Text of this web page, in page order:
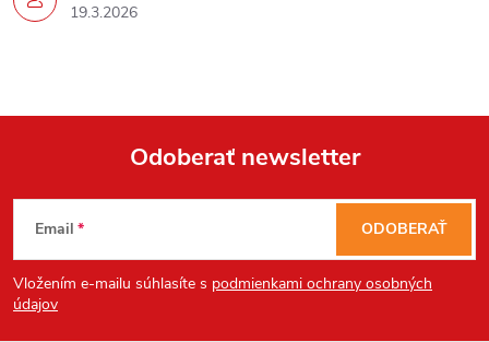
19.3.2026
Z
á
p
Odoberať newsletter
Email
Vložením e-mailu súhlasíte s podmienkami ochrany osobných
údajov
ODOBERAŤ